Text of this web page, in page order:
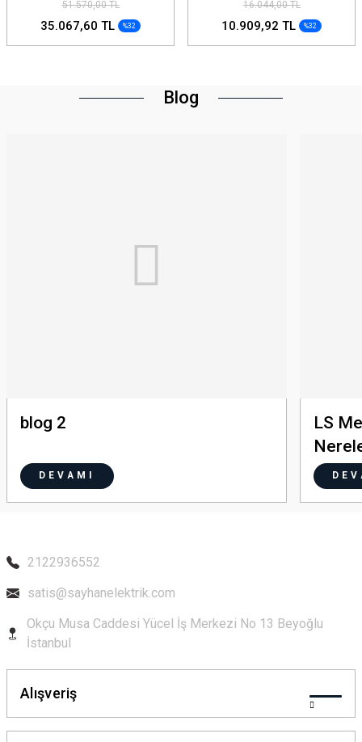
51.570,00 TL
35.067,60 TL %32
16.044,00 TL
10.909,92 TL %32
Blog
blog 2
DEVAMI
LS
2122936552
satis@sayhanelektrik.com
Okçu Musa Caddesi Yücel İş Merkezi No 13 Beyoğlu
İstanbul
Alışveriş